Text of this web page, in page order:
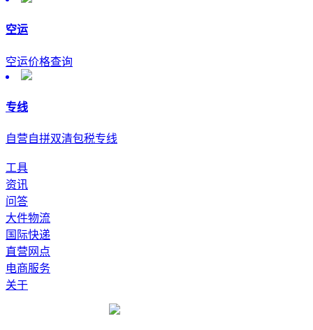
空运
空运价格查询
专线
自营自拼双清包税专线
工具
资讯
问答
大件物流
国际快递
直营网点
电商服务
关于